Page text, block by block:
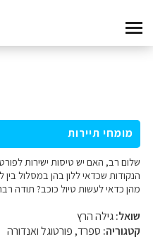
מומחי תיירות
שלום רב, האם יש טיסות ישירות
הנקודות שכדאי ללון בהן במסלול בין
מהן כדאי לעשות טיול כוכב? תודה
שואל:גילה הרץ
קטגוריה: ספרד, פורטוגל ואנדורה